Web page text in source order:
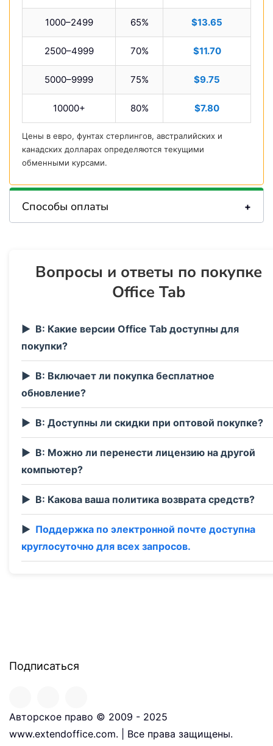
1000–2499 65% $13.65
2500–4999 70% $11.70
5000–9999 75% $9.75
10000+ 80% $7.80
Цены в евро, фунтах стерлингов, австралийских и
канадских долларах определяются текущими
обменными курсами.
Способы оплаты
Вопросы и ответы по покупке
Office Tab
В: Какие версии Office Tab доступны для
покупки?
В: Включает ли покупка бесплатное
обновление?
В: Доступны ли скидки при оптовой покупке?
В: Можно ли перенести лицензию на другой
компьютер?
В: Какова ваша политика возврата средств?
Поддержка по электронной почте доступна
круглосуточно для всех запросов.
Подписаться
Авторское право © 2009 - 2025
www.extendoffice.com. | Все права защищены.